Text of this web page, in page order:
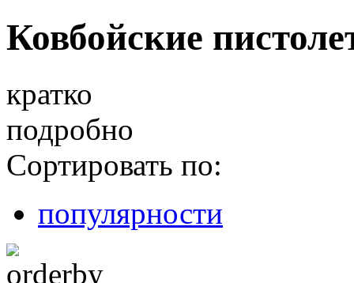
Ковбойские
кратко
подробно
Сортировать по:
популярности